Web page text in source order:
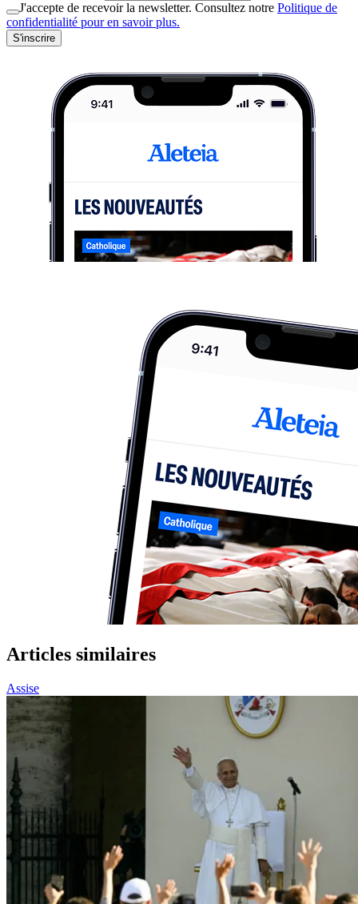
J'accepte de recevoir la newsletter. Consultez notre Politique de
confidentialité pour en savoir plus.
S'inscrire
Articles similaires
Assise